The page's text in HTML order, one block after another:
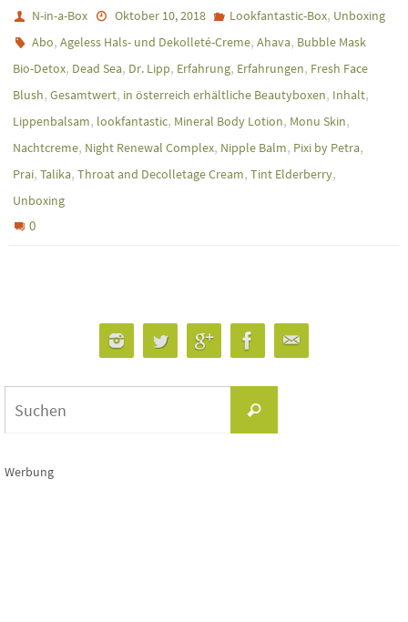
N-in-a-Box Oktober 10, 2018 Lookfantastic-Box, Unboxing
Abo,Ageless Hals- und Dekolleté-Creme,Ahava, Bubble Mask
Bio-Detox, Dead Sea, Dr. Lipp, Erfahrung, Erfahrungen, Fresh Face
Blush, Gesamtwert, in österreich erhältliche Beautyboxen, Inhalt,
Lippenbalsam, lookfantastic, Mineral Body Lotion, Monu Skin,
Nachtcreme, Night Renewal Complex, Nipple Balm, Pixi by Petra,
Prai, Talika, Throat and Decolletage Cream, Tint Elderberry,
Unboxing
0
Suchen
Werbung